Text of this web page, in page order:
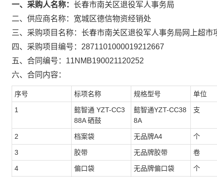
一、采购人名称： 长春市南关区退役军人事务局
二、供应商名称： 宽城区德信物资经销处
三、采购项目名称： 长春市南关区退役军人事务局网上超市
四、采购项目编号： 2871101000019212667
五、合同编号： 11NMB190021120252
六、合同内容：
序号 标项名称 规格型号 单位
1
懿智通 YZT-CC3
88A 硒鼓
懿智通YZT-CC38
8A
支
2 档案袋 无品牌A4 个
3 胶带 无品牌胶带 卷
4 偏口袋 无品牌偏口袋 个